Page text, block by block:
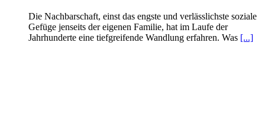
Die Nachbarschaft, einst das engste und verlässlichste soziale
Gefüge jenseits der eigenen Familie, hat im Laufe der
Jahrhunderte eine tiefgreifende Wandlung erfahren. Was [...]